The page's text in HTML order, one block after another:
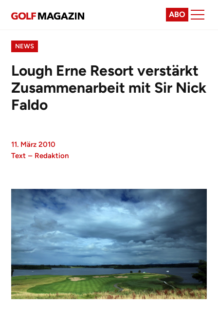
ABO
NEWS
Lough Erne Resort verstärkt
Zusammenarbeit mit Sir Nick
Faldo
11. März 2010
Text – Redaktion